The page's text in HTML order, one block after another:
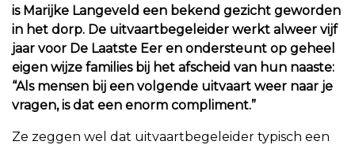
is Marijke Langeveld een bekend gezicht geworden
in het dorp. De uitvaartbegeleider werkt alweer vijf
jaar voor De Laatste Eer en ondersteunt op geheel
eigen wijze families bij het afscheid van hun naaste:
“Als mensen bij een volgende uitvaart weer naar je
vragen, is dat een enorm compliment.”
Ze zeggen wel dat uitvaartbegeleider typisch een